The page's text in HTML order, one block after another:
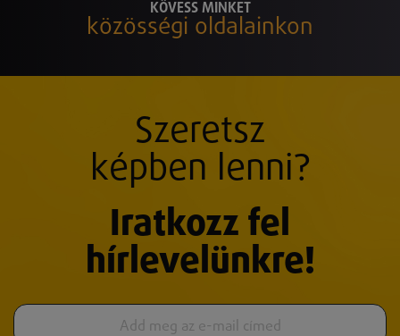
KÖVESS MINKET
közösségi oldalainkon
Szeretsz
képben lenni?
Iratkozz fel
hírlevelünkre!